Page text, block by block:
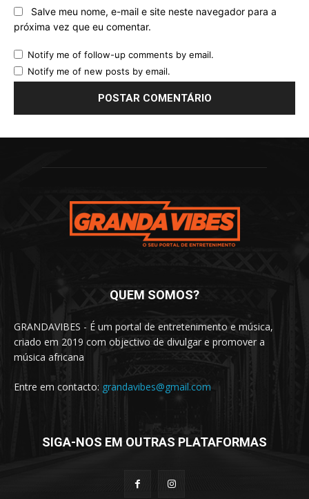
Salve meu nome, e-mail e site neste navegador para a
próxima vez que eu comentar.
Notify me of follow-up comments by email.
Notify me of new posts by email.
QUEM SOMOS?
GRANDAVIBES - É um portal de entretenimento e música,
criado em 2019 com objectivo de divulgar e promover a
música africana
Entre em contacto: grandavibes@gmail.com
SIGA-NOS EM OUTRAS PLATAFORMAS